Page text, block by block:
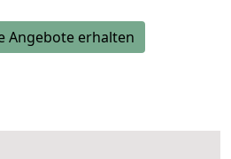
Angebote erhalten